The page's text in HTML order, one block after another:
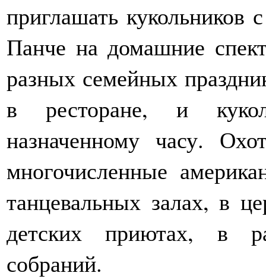
приглашать
Панче на домашние
разных семейных
в ресторане, и
назначенному часу.
многочисленные
танцевальных залах, в
детских приютах, в
собраний.